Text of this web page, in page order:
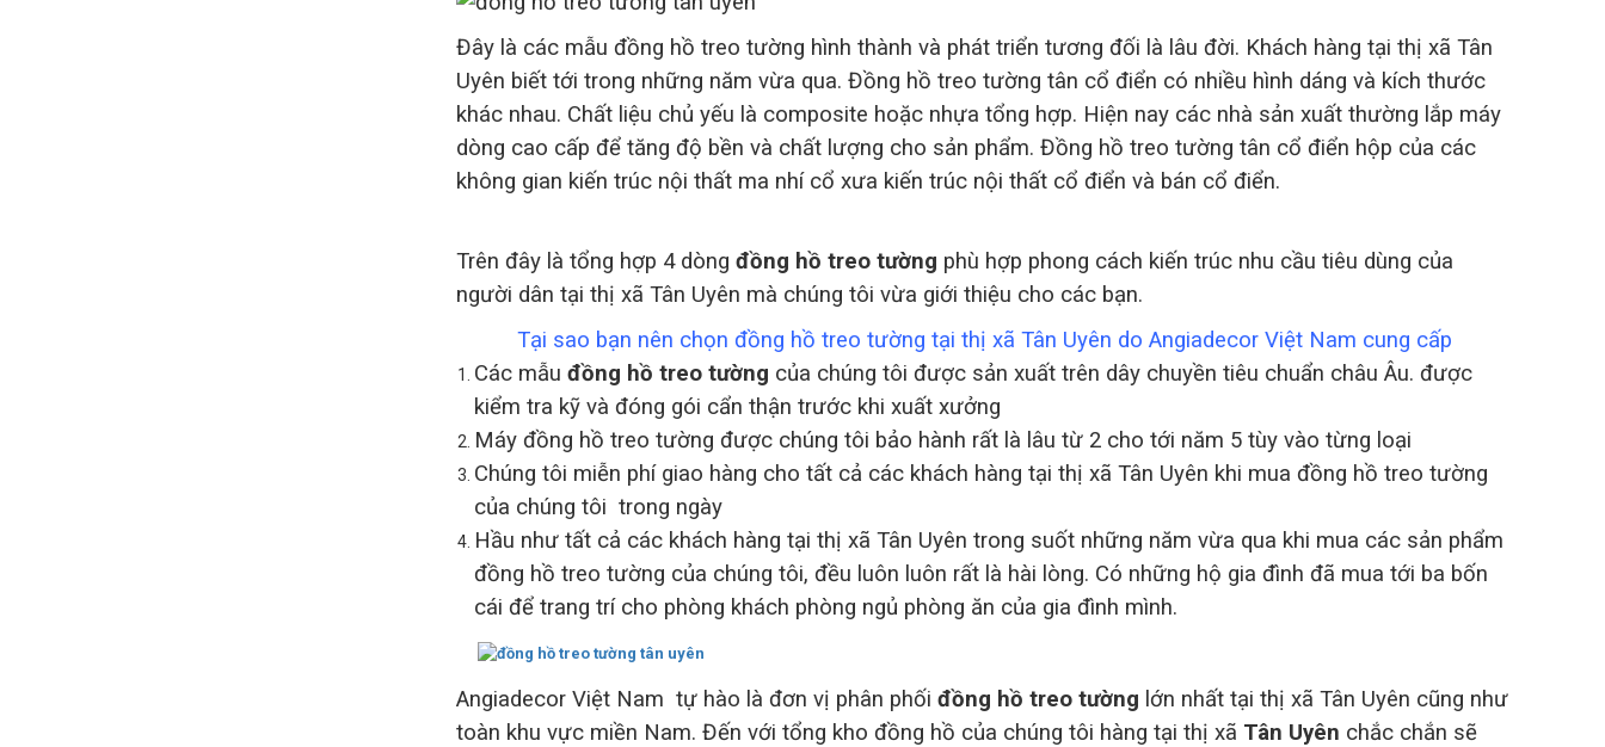
Đây là các mẫu đồng hồ treo tường hình thành và phát triển tương đối là lâu đời. Khách hàng tại thị xã Tân
Uyên biết tới trong những năm vừa qua. Đồng hồ treo tường tân cổ điển có nhiều hình dáng và kích thước
khác nhau. Chất liệu chủ yếu là composite hoặc nhựa tổng hợp. Hiện nay các nhà sản xuất thường lắp máy
dòng cao cấp để tăng độ bền và chất lượng cho sản phẩm. Đồng hồ treo tường tân cổ điển hộp của các
không gian kiến trúc nội thất ma nhí cổ xưa kiến trúc nội thất cổ điển và bán cổ điển.
Trên đây là tổng hợp 4 dòng đồng hồ treo tường phù hợp phong cách kiến trúc nhu cầu tiêu dùng của
người dân tại thị xã Tân Uyên mà chúng tôi vừa giới thiệu cho các bạn.
Tại sao bạn nên chọn đồng hồ treo tường tại thị xã Tân Uyên do Angiadecor Việt Nam cung cấp
Các mẫu đồng hồ treo tường của chúng tôi được sản xuất trên dây chuyền tiêu chuẩn châu Âu. được
kiểm tra kỹ và đóng gói cẩn thận trước khi xuất xưởng
Máy đồng hồ treo tường được chúng tôi bảo hành rất là lâu từ 2 cho tới năm 5 tùy vào từng loại
Chúng tôi miễn phí giao hàng cho tất cả các khách hàng tại thị xã Tân Uyên khi mua đồng hồ treo tường
của chúng tôi trong ngày
Hầu như tất cả các khách hàng tại thị xã Tân Uyên trong suốt những năm vừa qua khi mua các sản phẩm
đồng hồ treo tường của chúng tôi, đều luôn luôn rất là hài lòng. Có những hộ gia đình đã mua tới ba bốn
cái để trang trí cho phòng khách phòng ngủ phòng ăn của gia đình mình.
Angiadecor Việt Nam tự hào là đơn vị phân phối đồng hồ treo tường lớn nhất tại thị xã Tân Uyên cũng như
toàn khu vực miền Nam. Đến với tổng kho đồng hồ của chúng tôi hàng tại thị xã Tân Uyên chắc chắn sẽ